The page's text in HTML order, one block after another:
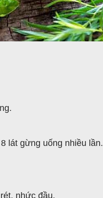
lát gừng uống nhiều lần.
nhức đầu.